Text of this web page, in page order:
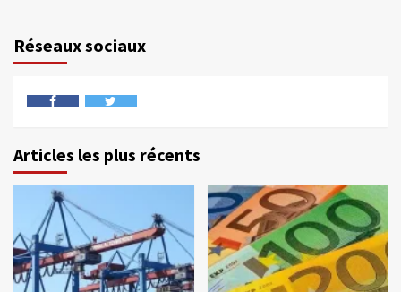
Réseaux sociaux
Articles les plus récents